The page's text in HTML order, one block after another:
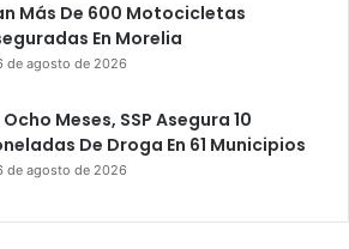
Más De 600 Motocicletas
En Morelia
de agosto de 2026
Ocho Meses, SSP Asegura 10
De Droga En 61 Municipios
de agosto de 2026